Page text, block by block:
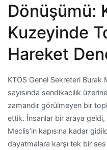
Dönüşümü:
Kuzeyinde
Hareket
KTÖS Genel Sekreteri Burak
sayısında sendikacılık
zamandır görülmeyen bir
ettik. İnsanlar bir araya geldi,
Meclis’in kapısına kadar
dayatmalara karşı tek bir ses